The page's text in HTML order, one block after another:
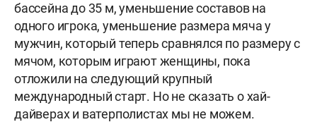
бассейна до 35 м, уменьшение составов на
одного игрока, уменьшение размера мяча у
мужчин, который теперь сравнялся по размеру с
мячом, которым играют женщины, пока
отложили на следующий крупный
международный старт. Но не сказать о хай-
дайверах и ватерполистах мы не можем.